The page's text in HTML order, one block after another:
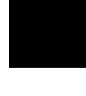
HỘI NGƯỜI CAO
THÁNG ĐẦU NĂM